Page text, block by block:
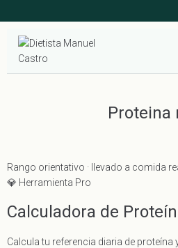
Proteina
Rango orientativo · llevado a comida
💎 Herramienta Pro
Calculadora de
Calcula tu referencia diaria de proteína